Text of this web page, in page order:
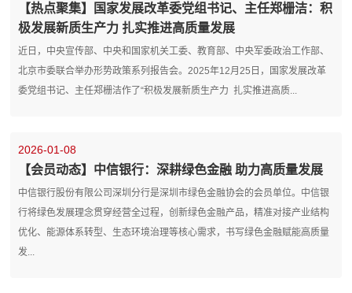
【热点聚集】国家发展改革委党组书记、主任郑栅洁：积
极发展新质生产力 扎实推进高质量发展
近日，中央宣传部、中央和国家机关工委、教育部、中央军委政治工作部、
北京市委联合举办形势政策系列报告会。2025年12月25日，国家发展改革
委党组书记、主任郑栅洁作了“积极发展新质生产力 扎实推进高质...
2026-01-08
【会员动态】中信银行：深耕绿色金融 助力高质量发展
中信银行股份有限公司深圳分行是深圳市绿色金融协会的会员单位。中信银
行将绿色发展理念贯穿经营全过程，创新绿色金融产品，精准对接产业结构
优化、能源体系转型、生态环境治理等核心需求，书写绿色金融赋能高质量
发...